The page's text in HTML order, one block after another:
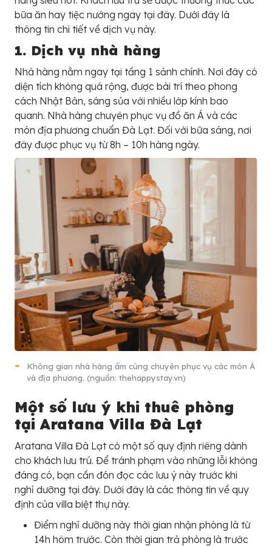
bữa ăn hay tiệc nướng ngay tại đây. Dưới đây là
thông tin chi tiết về dịch vụ này.
1. Dịch vụ nhà hàng
Nhà hàng nằm ngay tại tầng 1 sảnh chính. Nơi đây có
diện tích không quá rộng, được bài trí theo phong
cách Nhật Bản, sáng sủa với nhiều lớp kính bao
quanh. Nhà hàng chuyên phục vụ đồ ăn Á và các
món địa phương chuẩn Đà Lạt. Đối với bữa sáng, nơi
đây được phục vụ từ 8h – 10h hàng ngày.
Không gian nhà hàng ấm cúng chuyên phục vụ các món Á
và địa phương. (nguồn: thehappystay.vn)
Một số lưu ý khi thuê phòng
tại Aratana Villa Đà Lạt
Aratana Villa Đà Lạt có một số quy định riêng dành
cho khách lưu trú. Để tránh phạm vào những lỗi không
đáng có, bạn cần đón đọc các lưu ý này trước khi
nghỉ dưỡng tại đây. Dưới đây là các thông tin về quy
định của villa biệt thự này.
Điểm nghỉ dưỡng này thời gian nhận phòng là từ
14h hôm trước. Còn thời gian trả phòng là trước